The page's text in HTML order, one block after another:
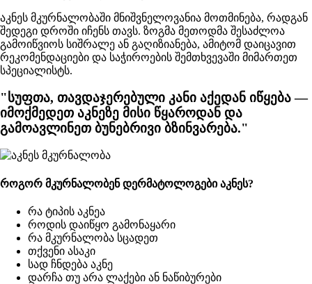
აკნეს მკურნალობაში მნიშვნელოვანია მოთმინება, რადგან
შედეგი დროში იჩენს თავს. ზოგმა მეთოდმა შესაძლოა
გამოიწვიოს სიშრალე ან გაღიზიანება, ამიტომ დაიცავით
რეკომენდაციები და საჭიროების შემთხვევაში მიმართეთ
სპეციალისტს.
"სუფთა, თავდაჯერებული კანი აქედან იწყება —
იმოქმედეთ აკნეზე მისი წყაროდან და
გამოავლინეთ ბუნებრივი ბზინვარება."
როგორ მკურნალობენ დერმატოლოგები აკნეს?
რა ტიპის აკნეა
როდის დაიწყო გამონაყარი
რა მკურნალობა სცადეთ
თქვენი ასაკი
სად ჩნდება აკნე
დარჩა თუ არა ლაქები ან ნაწიბურები